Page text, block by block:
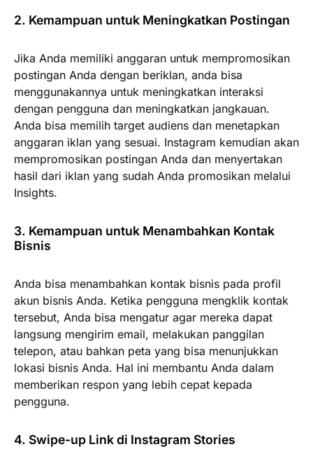
2. Kemampuan untuk Meningkatkan Postingan
Jika Anda memiliki anggaran untuk mempromosikan
postingan Anda dengan beriklan, anda bisa
menggunakannya untuk meningkatkan interaksi
dengan pengguna dan meningkatkan jangkauan.
Anda bisa memilih target audiens dan menetapkan
anggaran iklan yang sesuai. Instagram kemudian akan
mempromosikan postingan Anda dan menyertakan
hasil dari iklan yang sudah Anda promosikan melalui
Insights.
3. Kemampuan untuk Menambahkan Kontak
Bisnis
Anda bisa menambahkan kontak bisnis pada profil
akun bisnis Anda. Ketika pengguna mengklik kontak
tersebut, Anda bisa mengatur agar mereka dapat
langsung mengirim email, melakukan panggilan
telepon, atau bahkan peta yang bisa menunjukkan
lokasi bisnis Anda. Hal ini membantu Anda dalam
memberikan respon yang lebih cepat kepada
pengguna.
4. Swipe-up Link di Instagram Stories